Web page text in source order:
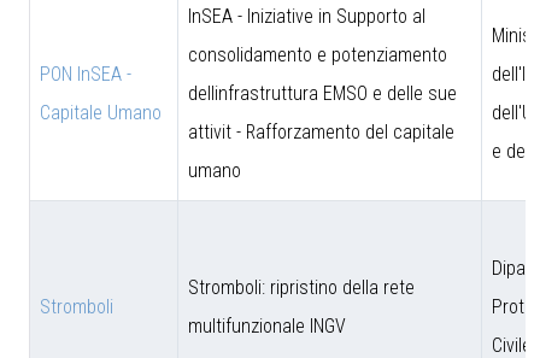
PON InSEA -
Capitale Umano
InSEA - Iniziative in Supporto al
consolidamento e potenziamento
dellinfrastruttura EMSO e delle sue
attivit - Rafforzamento del capitale
umano
e
Stromboli
Stromboli: ripristino della rete
multifunzionale INGV
Civile